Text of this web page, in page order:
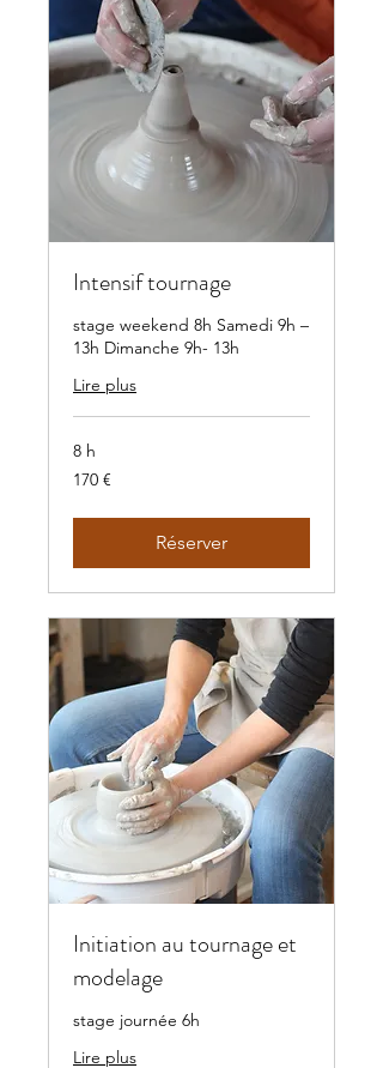
Intensif tournage
stage weekend 8h Samedi 9h –
13h Dimanche 9h- 13h
Lire plus
8 h
170
euros
170 €
Réserver
Initiation au tournage et
modelage
stage journée 6h
Lire plus